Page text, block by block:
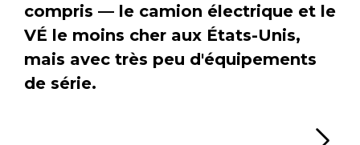
compris — le camion électrique et le
VÉ le moins cher aux États-Unis,
mais avec très peu d'équipements
de série.